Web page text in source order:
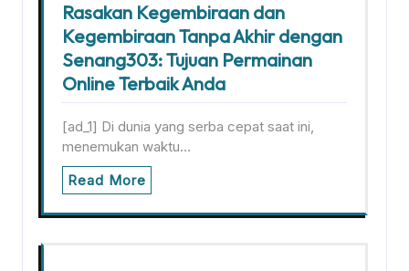
Rasakan Kegembiraan dan
Kegembiraan Tanpa Akhir dengan
Senang303: Tujuan Permainan
Online Terbaik Anda
[ad_1] Di dunia yang serba cepat saat ini,
menemukan waktu…
Read More